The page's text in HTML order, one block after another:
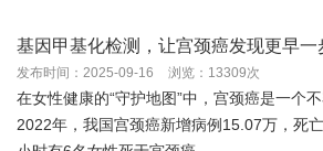
基因甲基化检测，让宫颈癌发现更早一
发布时间：2025-09-16 浏览：13309次
在女性健康的“守护地图”中，宫颈癌是一个不
2022年，我国宫颈癌新增病例15.07万，死